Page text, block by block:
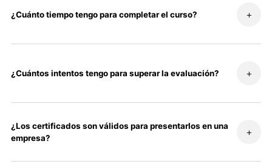
¿Cuánto tiempo tengo para completar el curso? +
¿Cuántos intentos tengo para superar la evaluación? +
¿Los certificados son válidos para presentarlos en una
empresa?
+